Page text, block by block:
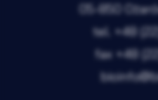
05-850
tel. +48
fax +48